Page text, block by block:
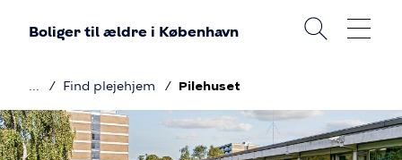
Boliger til ældre i København
Brødkrumme
Find plejehjem Pilehuset
Pilehuset
Billede